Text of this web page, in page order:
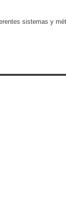
sistemas y